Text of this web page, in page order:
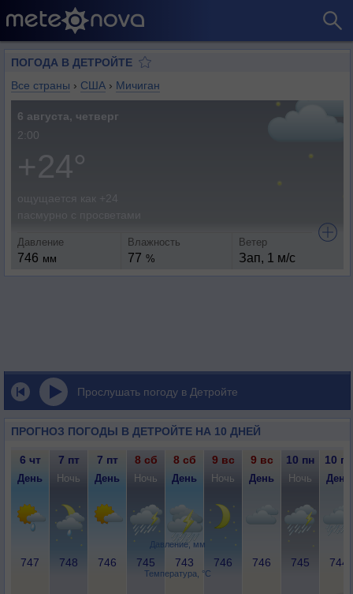
ПОГОДА В ДЕТРОЙТЕ
Все страны › США › Мичиган
6 августа, четверг
2:00
+24°
Давление
746 мм
Влажность
77 %
Ветер
Зап, 1 м/с
Прослушать погоду в Детройте
ПРОГНОЗ ПОГОДЫ В ДЕТРОЙТЕ НА 10 ДНЕЙ
Давление, мм
Температура, °C
6 чт 7 пт 7 пт 8 сб 8 сб 9 вс 9 вс 10 пн 10 пн
День Ночь День Ночь День Ночь День Ночь День
747 748 746 745 743 746 746 745 744